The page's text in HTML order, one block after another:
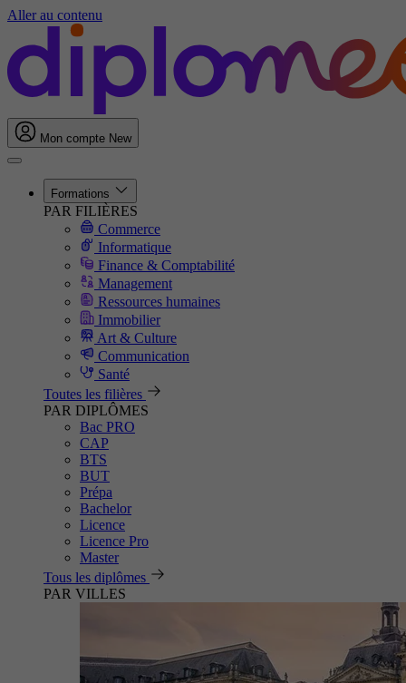
Aller au contenu
Mon compte New
Formations
PAR FILIÈRES
Commerce
Informatique
Finance & Comptabilité
Management
Ressources humaines
Immobilier
Art & Culture
Communication
Santé
Toutes les filières
PAR DIPLÔMES
Bac PRO
CAP
BTS
BUT
Prépa
Bachelor
Licence
Licence Pro
Master
Tous les diplômes
PAR VILLES